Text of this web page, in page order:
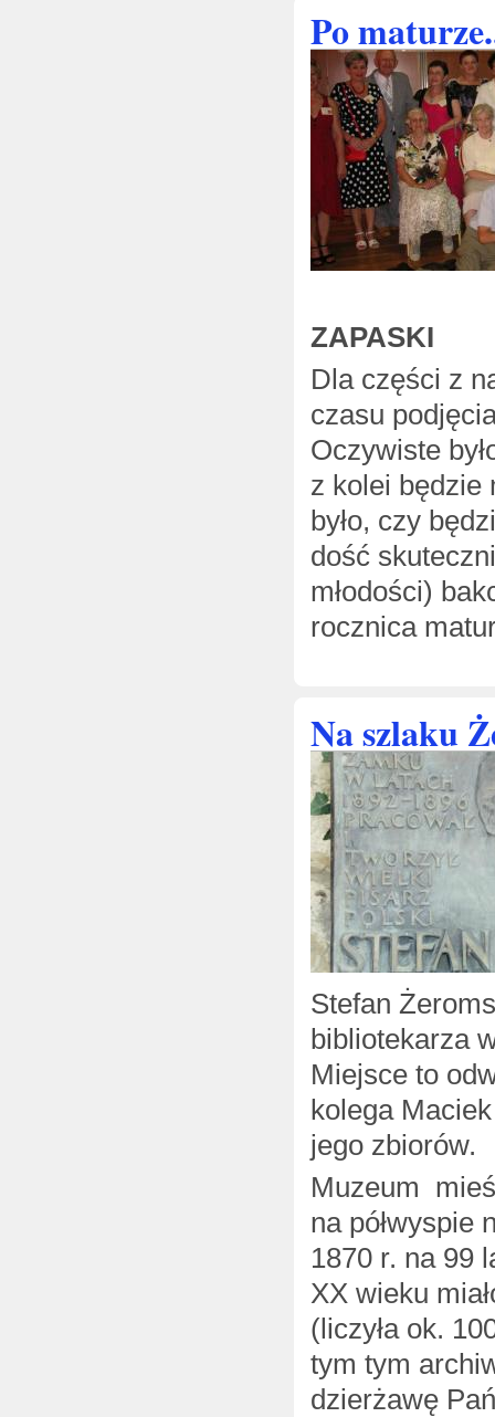
Po
ZAPASKI
Dla części z
czasu
Oczywiste
z kolei będzie
było, czy
dość
młodości)
rocznica
Na szlaku
Stefan
bibliotekarza
Miejsce to
kolega
jego zbiorów.
Muzeum
na półwyspie
1870 r. na 99
XX wieku
(liczyła ok.
tym tym
dzierżawę